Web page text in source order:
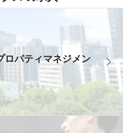
ロパティマネジメン